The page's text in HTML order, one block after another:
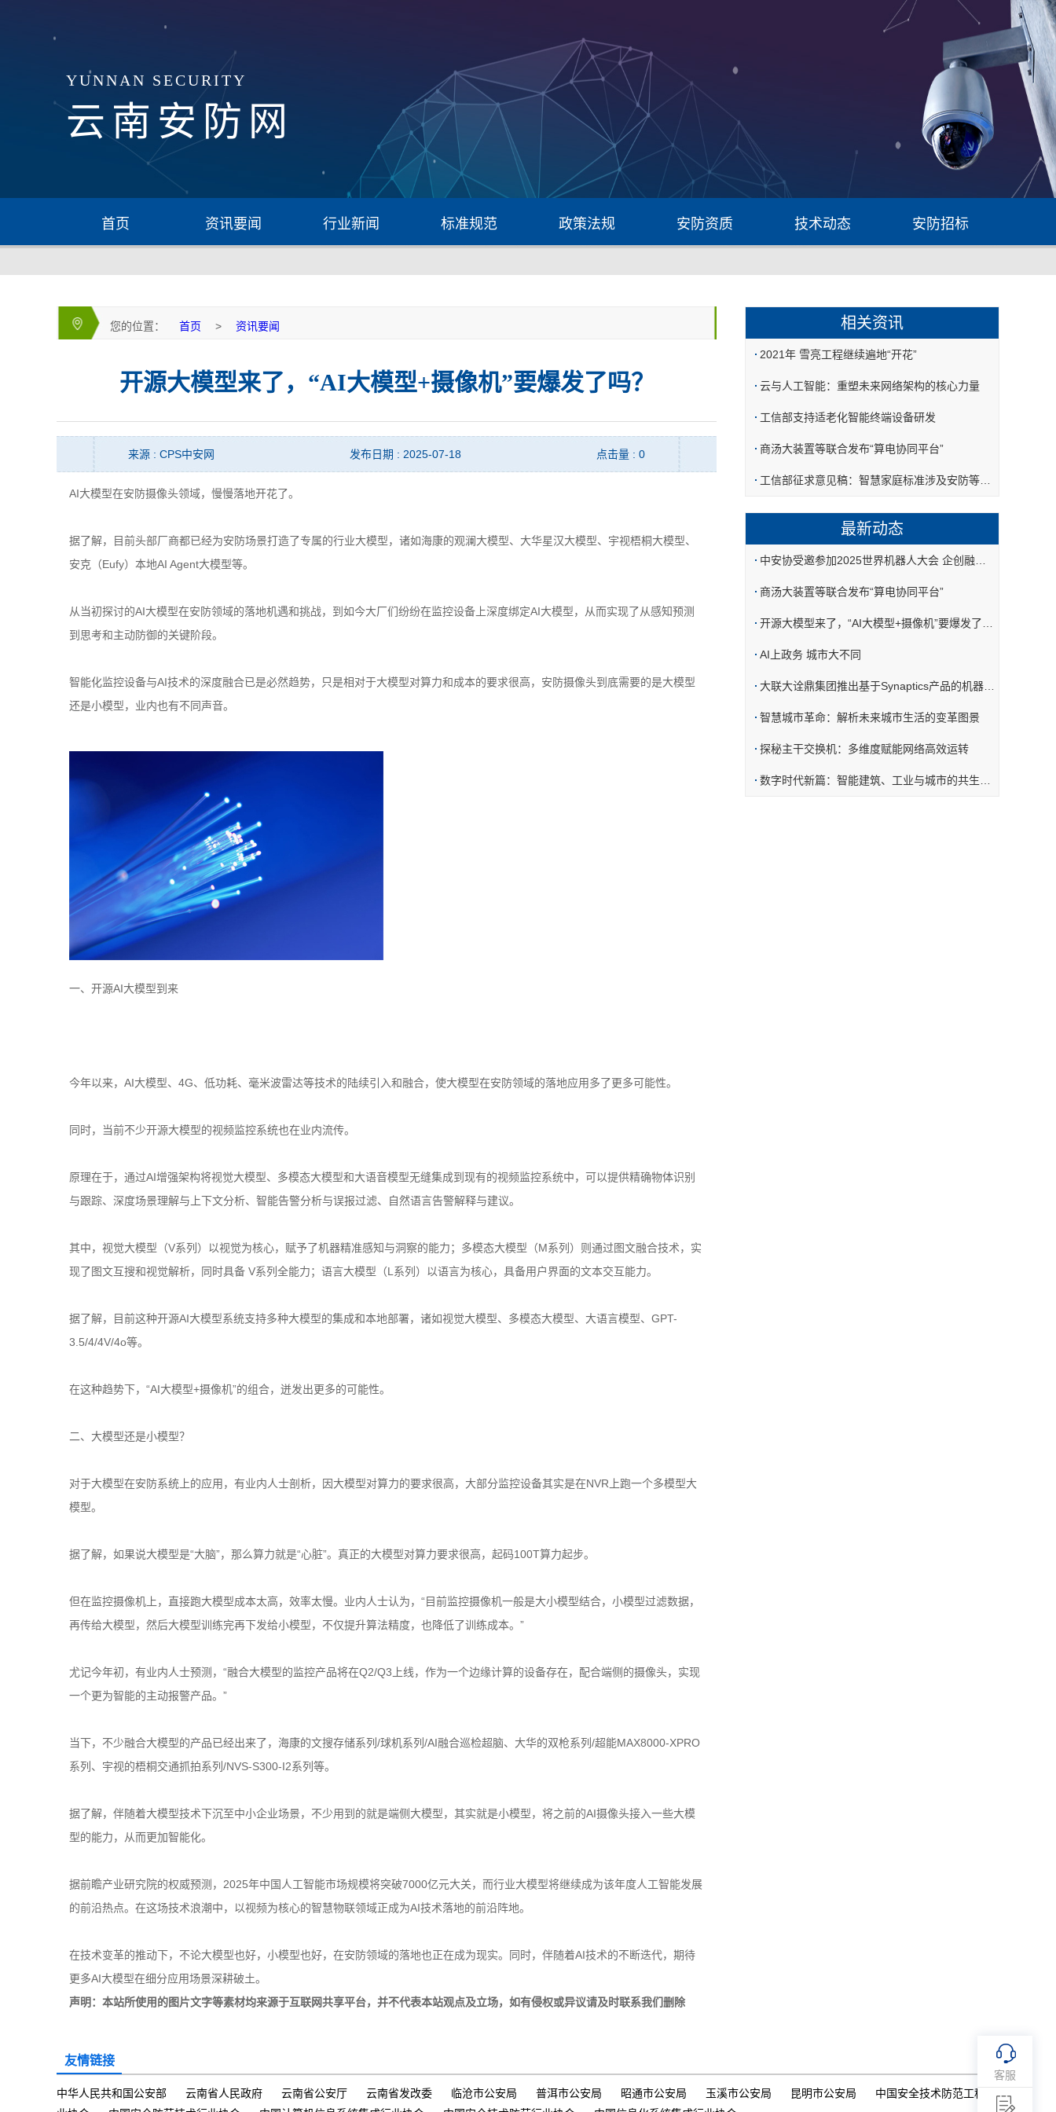
YUNNAN SECURITY
云南安防网
首页 资讯要闻 行业新闻 标准规范 政策法规 安防资质 技术动态 安防招标
您的位置： 首页 > 资讯要闻
开源大模型来了，“AI大模型+摄像机”要爆发了吗？
来源 : CPS中安网 发布日期 : 2025-07-18 点击量 : 0
AI大模型在安防摄像头领域，慢慢落地开花了。
据了解，目前头部厂商都已经为安防场景打造了专属的行业大模型，诸如海康的观澜大模型、大华星汉大模型、宇视梧桐大模型、
安克（Eufy）本地AI Agent大模型等。
从当初探讨的AI大模型在安防领域的落地机遇和挑战，到如今大厂们纷纷在监控设备上深度绑定AI大模型，从而实现了从感知预测
到思考和主动防御的关键阶段。
智能化监控设备与AI技术的深度融合已是必然趋势，只是相对于大模型对算力和成本的要求很高，安防摄像头到底需要的是大模型
还是小模型，业内也有不同声音。
一、开源AI大模型到来
今年以来，AI大模型、4G、低功耗、毫米波雷达等技术的陆续引入和融合，使大模型在安防领域的落地应用多了更多可能性。
同时，当前不少开源大模型的视频监控系统也在业内流传。
原理在于，通过AI增强架构将视觉大模型、多模态大模型和大语音模型无缝集成到现有的视频监控系统中，可以提供精确物体识别
与跟踪、深度场景理解与上下文分析、智能告警分析与误报过滤、自然语言告警解释与建议。
其中，视觉大模型（V系列）以视觉为核心，赋予了机器精准感知与洞察的能力；多模态大模型（M系列）则通过图文融合技术，实
现了图文互搜和视觉解析，同时具备 V系列全能力；语言大模型（L系列）以语言为核心，具备用户界面的文本交互能力。
据了解，目前这种开源AI大模型系统支持多种大模型的集成和本地部署，诸如视觉大模型、多模态大模型、大语言模型、GPT-
3.5/4/4V/4o等。
在这种趋势下，“AI大模型+摄像机”的组合，迸发出更多的可能性。
二、大模型还是小模型？
对于大模型在安防系统上的应用，有业内人士剖析，因大模型对算力的要求很高，大部分监控设备其实是在NVR上跑一个多模型大
模型。
据了解，如果说大模型是“大脑”，那么算力就是“心脏”。真正的大模型对算力要求很高，起码100T算力起步。
但在监控摄像机上，直接跑大模型成本太高，效率太慢。业内人士认为，“目前监控摄像机一般是大小模型结合，小模型过滤数据，
再传给大模型，然后大模型训练完再下发给小模型，不仅提升算法精度，也降低了训练成本。”
尤记今年初，有业内人士预测，“融合大模型的监控产品将在Q2/Q3上线，作为一个边缘计算的设备存在，配合端侧的摄像头，实现
一个更为智能的主动报警产品。”
当下，不少融合大模型的产品已经出来了，海康的文搜存储系列/球机系列/AI融合巡检超脑、大华的双枪系列/超能MAX8000-XPRO
系列、宇视的梧桐交通抓拍系列/NVS-S300-I2系列等。
据了解，伴随着大模型技术下沉至中小企业场景，不少用到的就是端侧大模型，其实就是小模型，将之前的AI摄像头接入一些大模
型的能力，从而更加智能化。
据前瞻产业研究院的权威预测，2025年中国人工智能市场规模将突破7000亿元大关，而行业大模型将继续成为该年度人工智能发展
的前沿热点。在这场技术浪潮中，以视频为核心的智慧物联领域正成为AI技术落地的前沿阵地。
在技术变革的推动下，不论大模型也好，小模型也好，在安防领域的落地也正在成为现实。同时，伴随着AI技术的不断迭代，期待
更多AI大模型在细分应用场景深耕破土。
声明：本站所使用的图片文字等素材均来源于互联网共享平台，并不代表本站观点及立场，如有侵权或异议请及时联系我们删除
相关资讯
2021年 雪亮工程继续遍地“开花”
云与人工智能：重塑未来网络架构的核心力量
工信部支持适老化智能终端设备研发
商汤大装置等联合发布“算电协同平台”
最新动态
商汤大装置等联合发布“算电协同平台”
AI上政务 城市大不同
智慧城市革命：解析未来城市生活的变革图景
探秘主干交换机：多维度赋能网络高效运转
客服
友情链接
中华人民共和国公安部 云南省人民政府 云南省公安厅 云南省发改委 临沧市公安局 普洱市公安局 昭通市公安局 玉溪市公安局 昆明市公安局
中国安全技术防范工程行